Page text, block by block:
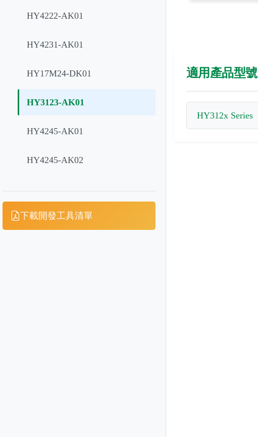
HY4222-AK01
HY4231-AK01
HY17M24-DK01
HY3123-AK01
HY4245-AK01
HY4245-AK02
下載開發工具清單
適用產品型號
HY312x Series